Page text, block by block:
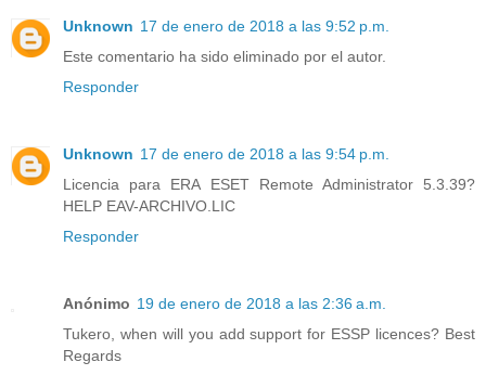
Unknown 17 de enero de 2018 a las 9:52 p.m.
Este comentario ha sido eliminado por el autor.
Responder
Unknown 17 de enero de 2018 a las 9:54 p.m.
Licencia para ERA ESET Remote Administrator 5.3.39?
HELP EAV-ARCHIVO.LIC
Responder
Anónimo 19 de enero de 2018 a las 2:36 a.m.
Tukero, when will you add support for ESSP licences? Best
Regards